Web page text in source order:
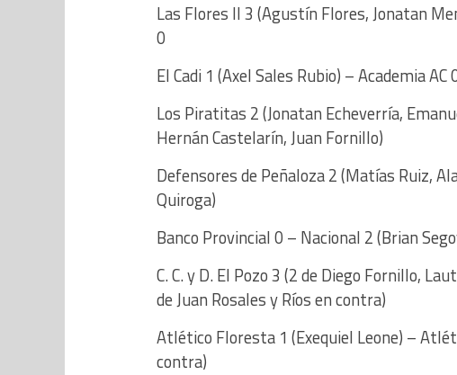
Las Flores II 3 (Agustín Flores, Jonatan
0
El Cadi 1 (Axel Sales Rubio) – Academia AC
Los Piratitas 2 (Jonatan Echeverría,
Hernán Castelarín, Juan Fornillo)
Defensores de Peñaloza 2 (Matías Ruiz,
Quiroga)
Banco Provincial 0 – Nacional 2 (Brian
C. C. y D. El Pozo 3 (2 de Diego Fornillo,
de Juan Rosales y Ríos en contra)
Atlético Floresta 1 (Exequiel Leone) –
contra)